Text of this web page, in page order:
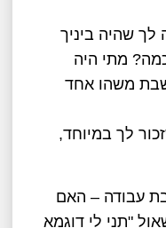
לך שהיה ביניך
מתי היה
משהו אחד
לך במיוחד,
עבודה – האם
"תני לי דוגמא